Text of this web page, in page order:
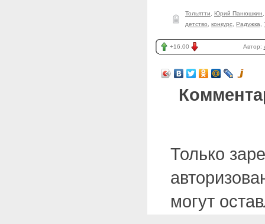
Тольятти Юрий Панюшкин
детство
конкурс Радужка
+16.00 Автор:
Только
могут